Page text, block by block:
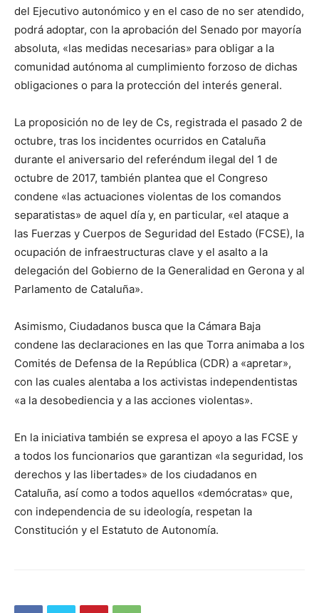
del Ejecutivo autonómico y en el caso de no ser atendido,
podrá adoptar, con la aprobación del Senado por mayoría
absoluta, «las medidas necesarias» para obligar a la
comunidad autónoma al cumplimiento forzoso de dichas
obligaciones o para la protección del interés general.
La proposición no de ley de Cs, registrada el pasado 2 de
octubre, tras los incidentes ocurridos en Cataluña
durante el aniversario del referéndum ilegal del 1 de
octubre de 2017, también plantea que el Congreso
condene «las actuaciones violentas de los comandos
separatistas» de aquel día y, en particular, «el ataque a
las Fuerzas y Cuerpos de Seguridad del Estado (FCSE), la
ocupación de infraestructuras clave y el asalto a la
delegación del Gobierno de la Generalidad en Gerona y al
Parlamento de Cataluña».
Asimismo, Ciudadanos busca que la Cámara Baja
condene las declaraciones en las que Torra animaba a los
Comités de Defensa de la República (CDR) a «apretar»,
con las cuales alentaba a los activistas independentistas
«a la desobediencia y a las acciones violentas».
En la iniciativa también se expresa el apoyo a las FCSE y
a todos los funcionarios que garantizan «la seguridad, los
derechos y las libertades» de los ciudadanos en
Cataluña, así como a todos aquellos «demócratas» que,
con independencia de su ideología, respetan la
Constitución y el Estatuto de Autonomía.